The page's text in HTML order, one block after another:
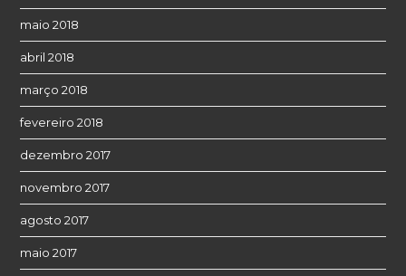
maio 2018
abril 2018
março 2018
fevereiro 2018
dezembro 2017
novembro 2017
agosto 2017
maio 2017